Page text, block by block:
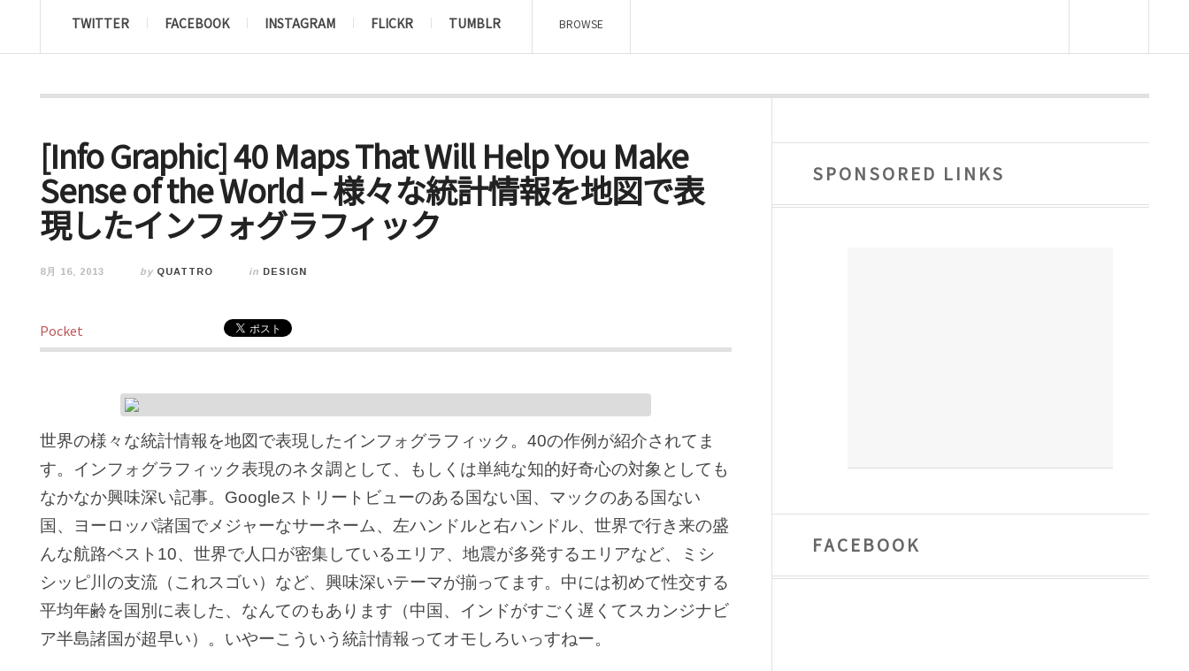
TWITTER FACEBOOK INSTAGRAM FLICKR TUMBLR BROWSE
[Info Graphic] 40 Maps That Will Help You Make
Sense of the World – 様々な統計情報を地図で表
現したインフォグラフィック
8月 16, 2013 by QUATTRO in DESIGN
Pocket
世界の様々な統計情報を地図で表現したインフォグラフィック。40の作例が紹介されてま
す。インフォグラフィック表現のネタ調として、もしくは単純な知的好奇心の対象としても
なかなか興味深い記事。Googleストリートビューのある国ない国、マックのある国ない
国、ヨーロッパ諸国でメジャーなサーネーム、左ハンドルと右ハンドル、世界で行き来の盛
んな航路ベスト10、世界で人口が密集しているエリア、地震が多発するエリアなど、ミシ
シッピ川の支流（これスゴい）など、興味深いテーマが揃ってます。中には初めて性交する
平均年齢を国別に表した、なんてのもあります（中国、インドがすごく遅くてスカンジナビ
ア半島諸国が超早い）。いやーこういう統計情報ってオモしろいっすねー。
SPONSORED LINKS
FACEBOOK